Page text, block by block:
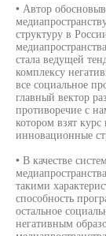
• Автор
структуру в
стала ведущей
комплексу
все социальное
главный вектор
противоречие с
котором взят курс
инновационные
• В качестве
такими
способность
остальное
негативным